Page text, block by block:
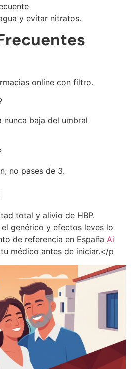
y evitar nitratos.
online con filtro.
nunca baja del umbral
no pases de 3.
total y alivio de HBP.
genérico y efectos leves lo
de referencia en España Ai
médico antes de iniciar.</p